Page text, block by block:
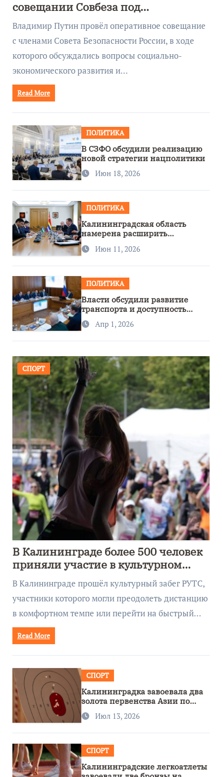
совещании Совбеза под
руководством Путина
Владимир Путин провёл оперативное совещание
с членами Совета Безопасности России, в ходе
которого обсуждались вопросы социально-
экономического развития и…
Read More
ПОЛИТИКА
В СЗФО обсудили реализацию
новой стратегии нацполитики
Июн 18, 2026
ПОЛИТИКА
Калининградская область
намерена расширить
сотрудничество с Узбекистаном
Июн 11, 2026
ПОЛИТИКА
Власти обсудили развитие
транспорта и доступность
региона
Апр 1, 2026
СПОРТ
В Калининграде более 500 человек
приняли участие в культурном
забеге
В Калининграде прошёл культурный забег РУТС,
участники которого могли преодолеть дистанцию
в комфортном темпе или перейти на быстрый…
Read More
СПОРТ
Калининградка завоевала два
золота первенства Азии по
метанию ножа
Июл 13, 2026
СПОРТ
Калининградские легкоатлеты